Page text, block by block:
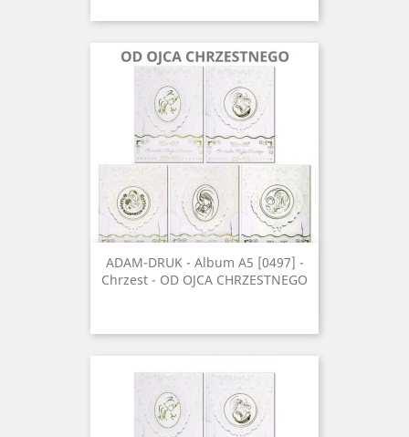
ADAM-DRUK - Album A5 [0497] -
Chrzest - OD OJCA CHRZESTNEGO